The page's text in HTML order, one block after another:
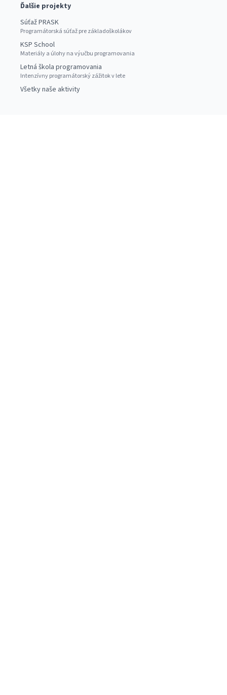
Ďalšie projekty
Súťaž PRASK
Programátorská súťaž pre základoškolákov
KSP School
Materiály a úlohy na výučbu programovania
Letná škola programovania
Intenzívny programátorský zážitok v lete
Všetky naše aktivity